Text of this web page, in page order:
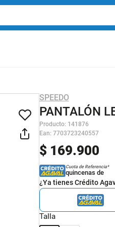
SPEEDO
PANTALÓN
Producto: 141876
Ean: 7703723240557
$ 169.900
Cuota de Referencia*
quincenas de
¿Ya tienes Crédito
Talla